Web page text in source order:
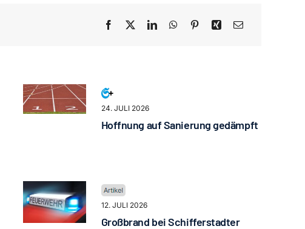
24. JULI 2026
Hoffnung auf Sanierung gedämpft
12. JULI 2026
Großbrand bei Schifferstadter